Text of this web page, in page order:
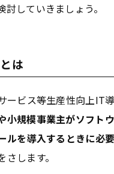
討していきましょう。
は
ービス等生産性向上IT導
小規模事業主がソフト
ルを導入するときに必
さします。